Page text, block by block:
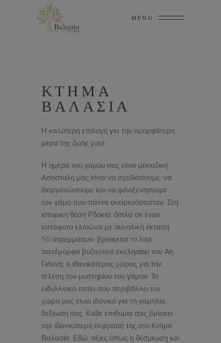
MENU
ΚΤΗΜΑ
ΒΑΛΑΣΙΑ
Η καλύτερη επιλογή για την ομορφότερη
μέρα της ζωής μου!
Η ημέρα του γάμου σας είναι μοναδική.
Αποστολή μας είναι να σχεδιάσουμε, να
διοργανώσουμε και να φιλοξενήσουμε
τον γάμο που πάντα ονειρευόσασταν. Στη
ιστορική θέση Ρδόκια, δίπλα σε έναν
κατάφυτο ελαιώνα με συνολική έκταση
50 στρεμμάτων, βρίσκεται το λιτό,
πανέμορφο βυζαντινό εκκλησάκι του Αη
Γιάννη, ο ιδανικότερος χώρος για την
τέλεση του μυστηρίου του γάμου. Το
ειδυλλιακό τοπίο που περιβάλλει τον
χώρο μας είναι ιδανικό για τη γαμήλια
δεξίωσή σας. Κάθε επιθυμία σας βρίσκει
την ιδανικότερη έκφρασή της στο Κτήμα
Βαλασία. Εδώ, αξίες όπως η δέσμευση και